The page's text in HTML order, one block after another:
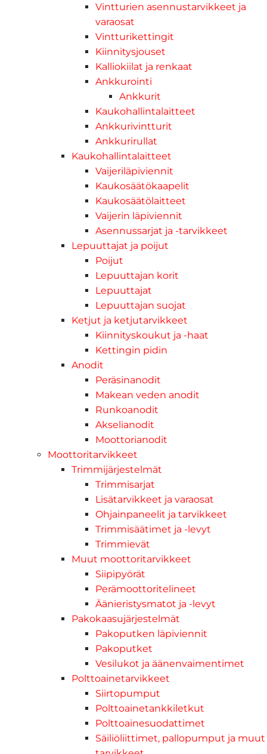
Vintturien asennustarvikkeet ja
varaosat
Vintturikettingit
Kiinnitysjouset
Kalliokiilat ja renkaat
Ankkurointi
Ankkurit
Kaukohallintalaitteet
Ankkurivintturit
Ankkurirullat
Kaukohallintalaitteet
Vaijeriläpiviennit
Kaukosäätökaapelit
Kaukosäätölaitteet
Vaijerin läpiviennit
Asennussarjat ja -tarvikkeet
Lepuuttajat ja poijut
Poijut
Lepuuttajan korit
Lepuuttajat
Lepuuttajan suojat
Ketjut ja ketjutarvikkeet
Kiinnityskoukut ja -haat
Kettingin pidin
Anodit
Peräsinanodit
Makean veden anodit
Runkoanodit
Akselianodit
Moottorianodit
Moottoritarvikkeet
Trimmijärjestelmät
Trimmisarjat
Lisätarvikkeet ja varaosat
Ohjainpaneelit ja tarvikkeet
Trimmisäätimet ja -levyt
Trimmievät
Muut moottoritarvikkeet
Siipipyörät
Perämoottoritelineet
Äänieristysmatot ja -levyt
Pakokaasujärjestelmät
Pakoputken läpiviennit
Pakoputket
Vesilukot ja äänenvaimentimet
Polttoainetarvikkeet
Siirtopumput
Polttoainetankkiletkut
Polttoainesuodattimet
Säiliöliittimet, pallopumput ja muut